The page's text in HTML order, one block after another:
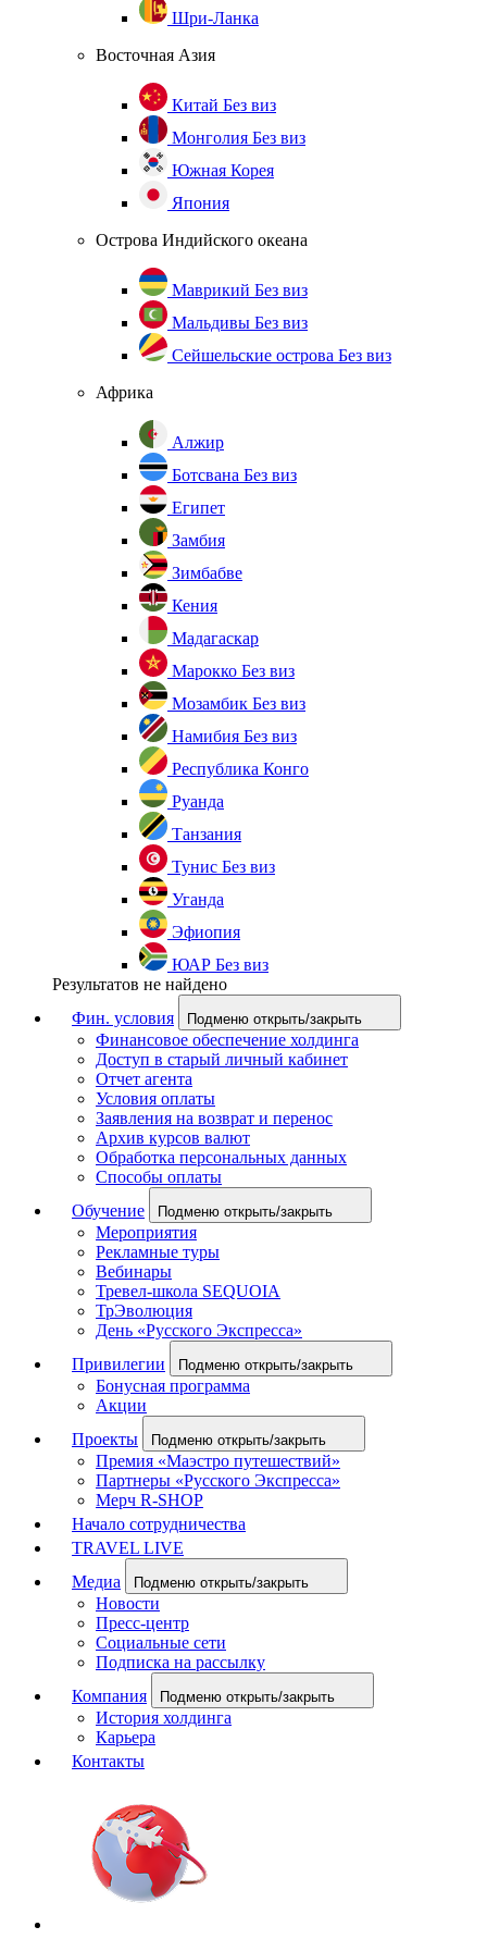
Шри-Ланка
Восточная Азия
Китай Без виз
Монголия Без виз
Южная Корея
Япония
Острова Индийского океана
Маврикий Без виз
Мальдивы Без виз
Сейшельские острова Без виз
Африка
Алжир
Ботсвана Без виз
Египет
Замбия
Зимбабве
Кения
Мадагаскар
Марокко Без виз
Мозамбик Без виз
Намибия Без виз
Республика Конго
Руанда
Танзания
Тунис Без виз
Уганда
Эфиопия
ЮАР Без виз
Результатов не найдено
Фин. условия
Подменю открыть/закрыть
Финансовое обеспечение холдинга
Доступ в старый личный кабинет
Отчет агента
Условия оплаты
Заявления на возврат и перенос
Архив курсов валют
Обработка персональных данных
Способы оплаты
Обучение
Подменю открыть/закрыть
Мероприятия
Рекламные туры
Вебинары
Тревел-школа SEQUOIA
ТрЭволюция
День «Русского Экспресса»
Привилегии
Подменю открыть/закрыть
Бонусная программа
Акции
Проекты
Подменю открыть/закрыть
Премия «Маэстро путешествий»
Партнеры «Русского Экспресса»
Мерч R-SHOP
Начало сотрудничества
TRAVEL LIVE
Медиа
Подменю открыть/закрыть
Новости
Пресс-центр
Социальные сети
Подписка на рассылку
Компания
Подменю открыть/закрыть
История холдинга
Карьера
Контакты